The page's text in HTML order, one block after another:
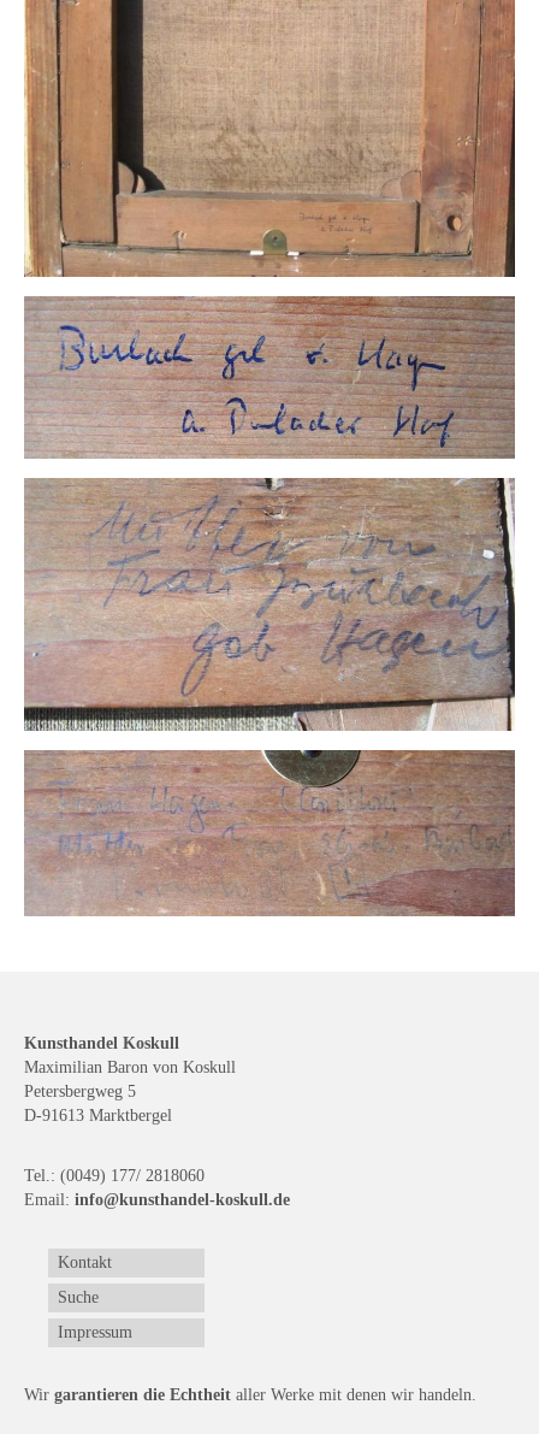
Kunsthandel Koskull
Maximilian Baron von Koskull
Petersbergweg 5
D-91613 Marktbergel
Tel.: (0049) 177/ 2818060
Email: info@kunsthandel-koskull.de
Kontakt
Suche
Impressum
Wir garantieren die Echtheit aller Werke mit denen wir handeln.